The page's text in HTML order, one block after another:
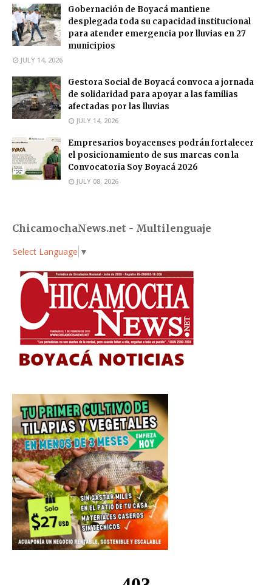
Gobernación de Boyacá mantiene
desplegada toda su capacidad institucional
para atender emergencia por lluvias en 27
municipios
JULY 14, 2026
Gestora Social de Boyacá convoca a jornada
de solidaridad para apoyar a las familias
afectadas por las lluvias
JULY 14, 2026
Empresarios boyacenses podrán fortalecer
el posicionamiento de sus marcas con la
Convocatoria Soy Boyacá 2026
JULY 08, 2026
ChicamochaNews.net - Multilenguaje
Select Language ▼